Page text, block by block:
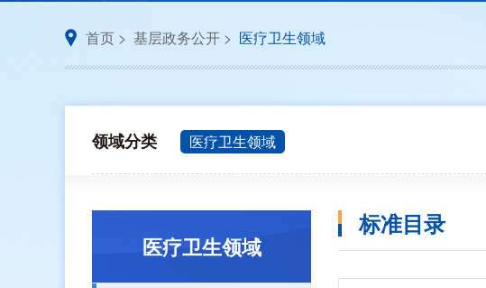
首页 > 基层政务公开 > 医疗卫生领域
领域分类 医疗卫生领域
医疗卫生领域
标准目录